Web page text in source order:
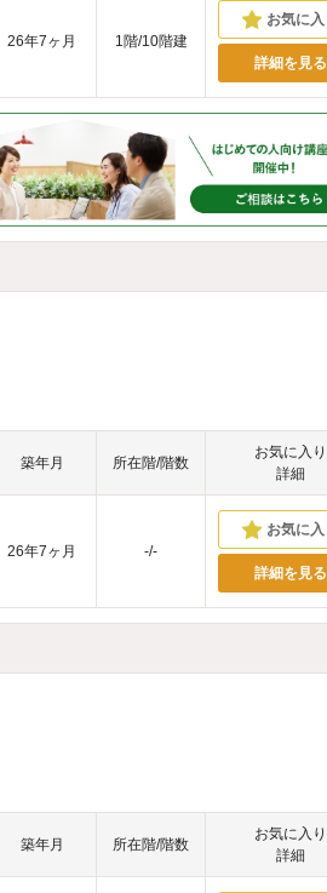
26年7ヶ月
1階/10階建
詳細を見る
築年月 所在階/階数
お気に入り
詳細
26年7ヶ月
-/-
詳細を見る
築年月 所在階/階数
お気に入り
詳細